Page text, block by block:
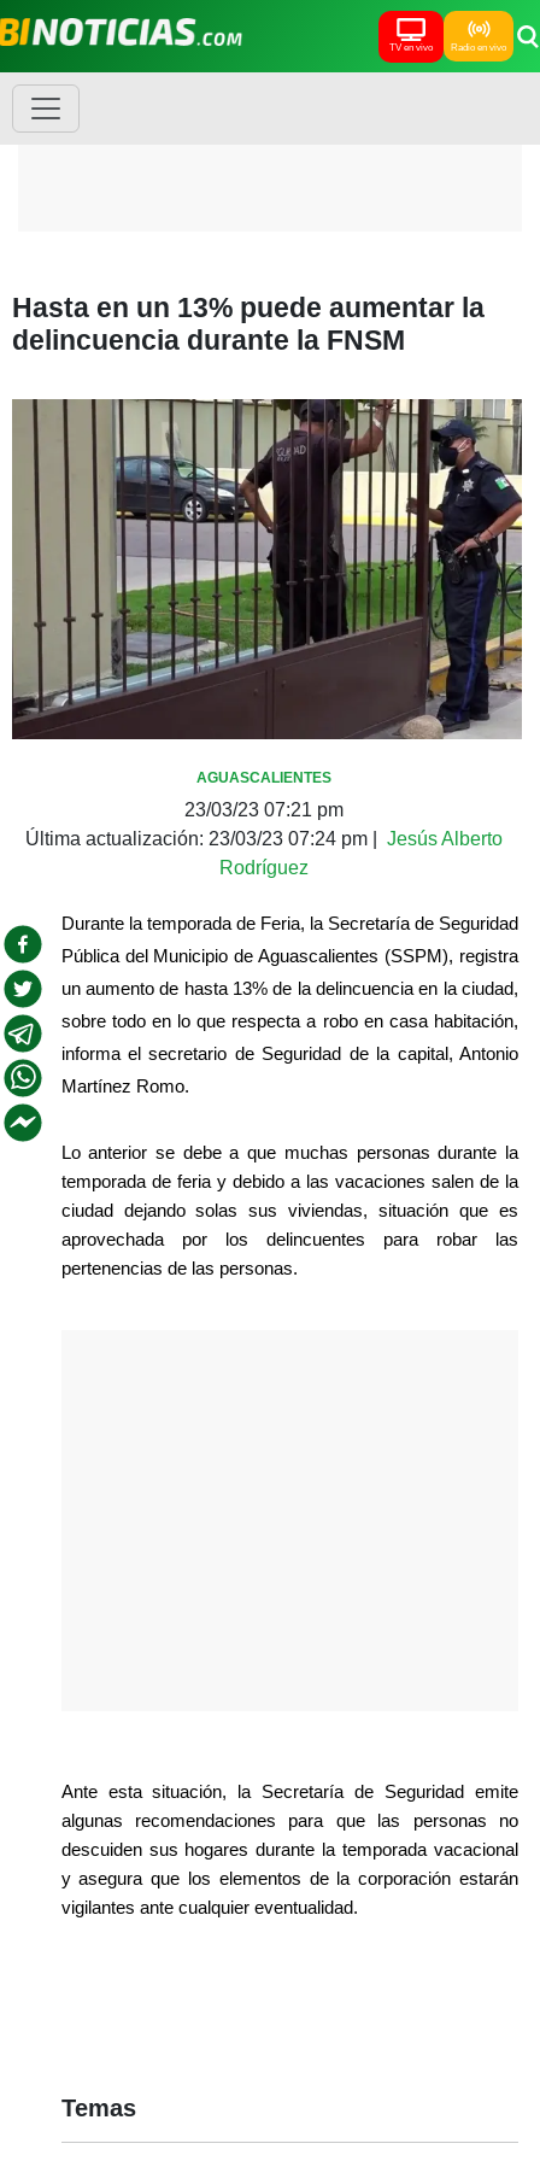
TV en vivo Radio en vivo
Hasta en un 13% puede aumentar la
delincuencia durante la FNSM
AGUASCALIENTES
23/03/23 07:21 pm
Última actualización: 23/03/23 07:24 pm
Jesús Alberto
Rodríguez
Durante la temporada de Feria, la Secretaría de Seguridad
Pública del Municipio de Aguascalientes (SSPM), registra
un aumento de hasta 13% de la delincuencia en la ciudad,
sobre todo en lo que respecta a robo en casa habitación,
informa el secretario de Seguridad de la capital, Antonio
Martínez Romo.
Lo anterior se debe a que muchas personas durante la
temporada de feria y debido a las vacaciones salen de la
ciudad dejando solas sus viviendas, situación que es
aprovechada por los delincuentes para robar las
pertenencias de las personas.
Ante esta situación, la Secretaría de Seguridad emite
algunas recomendaciones para que las personas no
descuiden sus hogares durante la temporada vacacional
y asegura que los elementos de la corporación estarán
vigilantes ante cualquier eventualidad.
Temas